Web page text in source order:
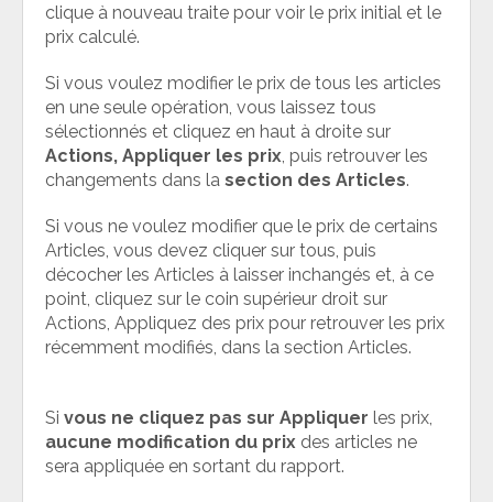
clique à nouveau traite pour voir le prix initial et le
prix calculé.
Si vous voulez modifier le prix de tous les articles
en une seule opération, vous laissez tous
sélectionnés et cliquez en haut à droite sur
Actions, Appliquer les prix , puis retrouver les
changements dans la section des Articles.
Si vous ne voulez modifier que le prix de certains
Articles, vous devez cliquer sur tous, puis
décocher les Articles à laisser inchangés et, à ce
point, cliquez sur le coin supérieur droit sur
Actions, Appliquez des prix pour retrouver les prix
récemment modifiés, dans la section Articles.
Si vous ne cliquez pas sur Appliquer les prix,
aucune modification du prix des articles ne
sera appliquée en sortant du rapport.